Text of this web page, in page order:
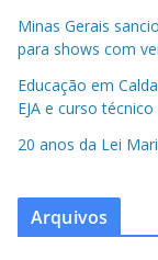
Minas Gerais
para shows com
Educação em
EJA e curso
20 anos da Lei
Arquivos